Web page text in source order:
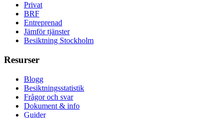
Privat
BRF
Entreprenad
Jämför tjänster
Besiktning Stockholm
Resurser
Blogg
Besiktningsstatistik
Frågor och svar
Dokument & info
Guider